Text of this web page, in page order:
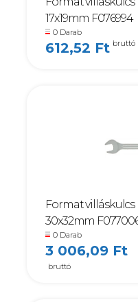
17x19mm F076994
0 Darab
612,52 Ft bruttó
Format villáskulcs
30x32mm
0 Darab
3 006,09 Ft
bruttó